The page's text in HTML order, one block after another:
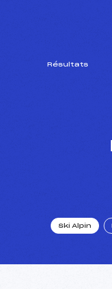
Résultats
Ski Alpin